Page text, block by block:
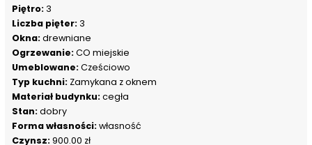
).
Miasto oraz konserwator zabytków wydał zezwolenie, lada dzień
rozpoczęcie prac.
Wszystkie instalacje w bardzo dobrym stanie, po wymianach. W
2025r. usunięto piecyki, obecnie ogrzewanie miejskie.
Apartament znajduje się na 3 kondygnacji, jest dwu stronny,
Piętro: 3
Liczba pięter: 3
Okna:drewniane
Ogrzewanie:CO miejskie
Umeblowane:Cześciowo
Typ kuchni: Zamykana z oknem
Materiał budynku:cegła
Stan:dobry
Forma własności:własność
Czynsz:900.00 zł